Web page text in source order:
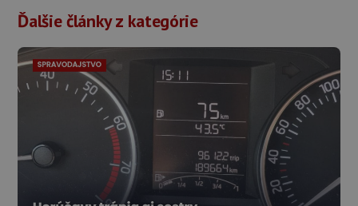
Ďalšie články z kategórie